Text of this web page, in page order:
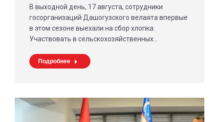
В выходной день, 17 августа, сотрудники
госорганизаций Дашогузского велаята впервые
в этом сезоне выехали на сбор хлопка.
Участвовать в сельскохозяйственных…
Подробнее